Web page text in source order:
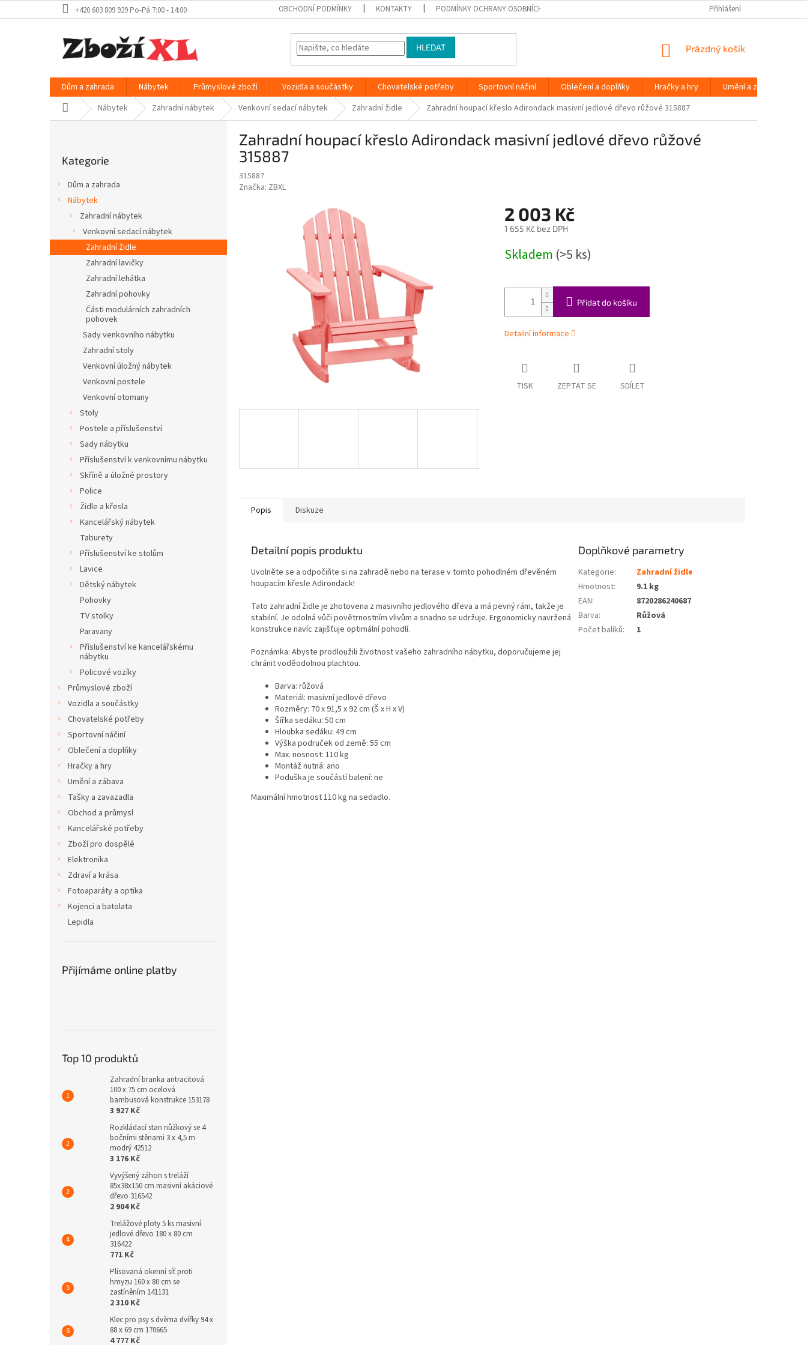
na
+420 603 809 929 Po-Pá 7:00 - 14:00 OBCHODNÍ PODMÍNKY KONTAKTY PODMÍNKY OCHRANY OSOBNÍCH ÚDAJŮ Přihlášení
HLEDAT
NÁKUPNÍ
Prázdný košík
Dům a zahrada Nábytek Průmyslové zboží Vozidla a součástky Chovatelské potřeby Sportovní náčiní Oblečení a doplňky Hračky a hry Umění a zábava
Domů Nábytek Zahradní nábytek Venkovní sedací nábytek Zahradní židle Zahradní houpací křeslo Adirondack masivní jedlové dřevo růžové 315887
a
kategorie
Kategorie
Dům a zahrada
Nábytek
Zahradní nábytek
Venkovní sedací nábytek
Zahradní židle
Zahradní lavičky
Zahradní lehátka
Zahradní pohovky
Části modulárních zahradních
pohovek
Sady venkovního nábytku
Zahradní stoly
Venkovní úložný nábytek
Venkovní postele
Venkovní otomany
Stoly
Postele a příslušenství
Sady nábytku
Příslušenství k venkovnímu nábytku
Skříně a úložné prostory
Police
Židle a křesla
Kancelářský nábytek
Taburety
Příslušenství ke stolům
Lavice
Dětský nábytek
Pohovky
TV stolky
Paravany
Příslušenství ke kancelářskému
nábytku
Policové vozíky
Průmyslové zboží
Vozidla a součástky
Chovatelské potřeby
Sportovní náčiní
Oblečení a doplňky
Hračky a hry
Umění a zábava
Tašky a zavazadla
Obchod a průmysl
Kancelářské potřeby
Zboží pro dospělé
Elektronika
Zdraví a krása
Fotoaparáty a optika
Kojenci a batolata
Lepidla
Přijímáme online platby
Top 10 produktů
Zahradní branka antracitová
100 x 75 cm ocelová
bambusová konstrukce 153178
3 927 Kč
Rozkládací stan nůžkový se 4
bočními stěnami 3 x 4,5 m
modrý 42512
3 176 Kč
Vyvýšený záhon s treláží
85x38x150 cm masivní akáciové
dřevo 316542
2 904 Kč
Trelážové ploty 5 ks masivní
jedlové dřevo 180 x 80 cm
316422
771 Kč
Plisovaná okenní síť proti
hmyzu 160 x 80 cm se
zastíněním 141131
2 310 Kč
Klec pro psy s dvěma dvířky 94 x
88 x 69 cm 170665
4 777 Kč
Zahradní houpací křeslo Adirondack masivní jedlové dřevo růžové
315887
315887
Značka: ZBXL
2 003 Kč
1 655 Kč bez DPH
cena:
Skladem (>5 ks)
Přidat do košíku
Detailní informace
TISK ZEPTAT SE SDÍLET
Popis Diskuze
Detailní popis produktu
Uvolněte se a odpočiňte si na zahradě nebo na terase v tomto pohodlném dřevěném
houpacím křesle Adirondack!
Tato zahradní židle je zhotovena z masivního jedlového dřeva a má pevný rám, takže je
stabilní. Je odolná vůči povětrnostním vlivům a snadno se udržuje. Ergonomicky navržená
konstrukce navíc zajišťuje optimální pohodlí.
Poznámka: Abyste prodloužili životnost vašeho zahradního nábytku, doporučujeme jej
chránit voděodolnou plachtou.
Barva: růžová
Materiál: masivní jedlové dřevo
Rozměry: 70 x 91,5 x 92 cm (Š x H x V)
Šířka sedáku: 50 cm
Hloubka sedáku: 49 cm
Výška područek od země: 55 cm
Max. nosnost: 110 kg
Montáž nutná: ano
Poduška je součástí balení: ne
Maximální hmotnost 110 kg na sedadlo.
Doplňkové parametry
Kategorie:
Zahradní židle
Hmotnost:
9.1 kg
EAN:
8720286240687
Barva:
Růžová
Počet balíků: 1